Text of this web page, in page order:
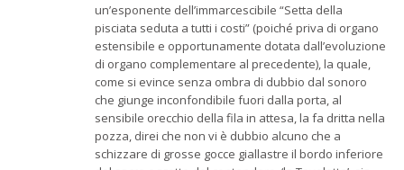
un’esponente dell’immarcescibile “Setta della
pisciata seduta a tutti i costi” (poiché priva di organo
estensibile e opportunamente dotata dall’evoluzione
di organo complementare al precedente), la quale,
come si evince senza ombra di dubbio dal sonoro
che giunge inconfondibile fuori dalla porta, al
sensibile orecchio della fila in attesa, la fa dritta nella
pozza, direi che non vi è dubbio alcuno che a
schizzare di grosse gocce giallastre il bordo inferiore